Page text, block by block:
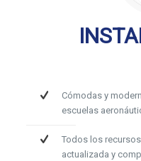
Cómodas y
escuelas
Todos los
actualizada y